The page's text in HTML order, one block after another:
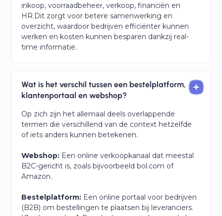
inkoop, voorraadbeheer, verkoop, financiën en
HR.Dit zorgt voor betere samenwerking en
overzicht, waardoor bedrijven efficiënter kunnen
werken en kosten kunnen besparen dankzij real-
time informatie.
Wat is het verschil tussen een bestelplatform,
klantenportaal en webshop?
Op zich zijn het allemaal deels overlappende
termen die verschillend van de context hetzelfde
of iets anders kunnen betekenen.
Webshop: Een online verkoopkanaal dat meestal
B2C-gericht is, zoals bijvoorbeeld bol.com of
Amazon.
Bestelplatform: Een online portaal voor bedrijven
(B2B) om bestellingen te plaatsen bij leveranciers.